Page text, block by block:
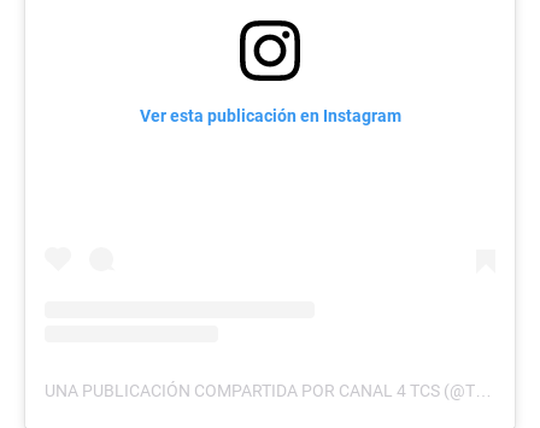
Ver esta publicación en Instagram